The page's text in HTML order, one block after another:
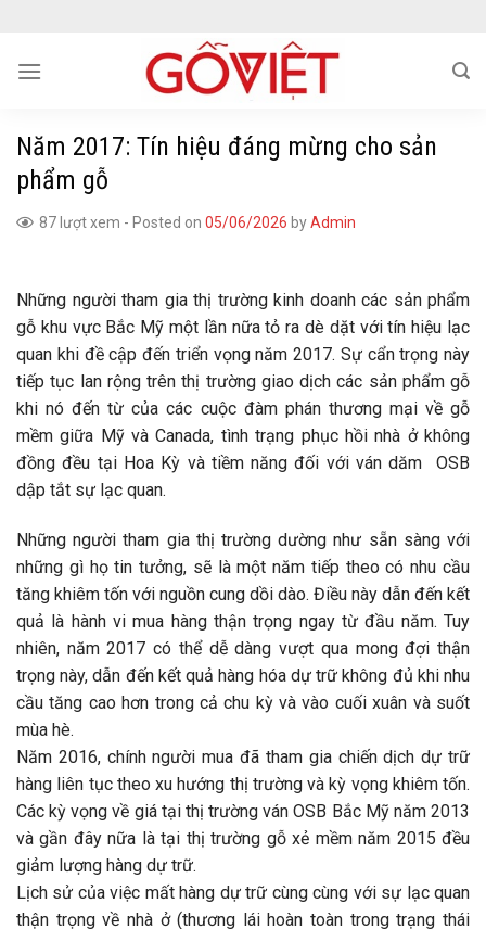
content
Năm 2017: Tín hiệu đáng mừng cho sản
phẩm gỗ
87 lượt xem - Posted on 05/06/2026 byAdmin
Những người tham gia thị trường kinh doanh các sản phẩm
gỗ khu vực Bắc Mỹ một lần nữa tỏ ra dè dặt với tín hiệu lạc
quan khi đề cập đến triển vọng năm 2017. Sự cẩn trọng này
tiếp tục lan rộng trên thị trường giao dịch các sản phẩm gỗ
khi nó đến từ của các cuộc đàm phán thương mại về gỗ
mềm giữa Mỹ và Canada, tình trạng phục hồi nhà ở không
đồng đều tại Hoa Kỳ và tiềm năng đối với ván dăm OSB
dập tắt sự lạc quan.
Những người tham gia thị trường dường như sẵn sàng với
những gì họ tin tưởng, sẽ là một năm tiếp theo có nhu cầu
tăng khiêm tốn với nguồn cung dồi dào. Điều này dẫn đến kết
quả là hành vi mua hàng thận trọng ngay từ đầu năm. Tuy
nhiên, năm 2017 có thể dễ dàng vượt qua mong đợi thận
trọng này, dẫn đến kết quả hàng hóa dự trữ không đủ khi nhu
cầu tăng cao hơn trong cả chu kỳ và vào cuối xuân và suốt
mùa hè.
Năm 2016, chính người mua đã tham gia chiến dịch dự trữ
hàng liên tục theo xu hướng thị trường và kỳ vọng khiêm tốn.
Các kỳ vọng về giá tại thị trường ván OSB Bắc Mỹ năm 2013
và gần đây nữa là tại thị trường gỗ xẻ mềm năm 2015 đều
giảm lượng hàng dự trữ.
Lịch sử của việc mất hàng dự trữ cùng cùng với sự lạc quan
thận trọng về nhà ở (thương lái hoàn toàn trong trạng thái